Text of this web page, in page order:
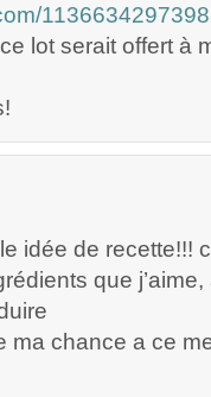
lot serait offert à
idée de recette!!!
que
ma chance a ce